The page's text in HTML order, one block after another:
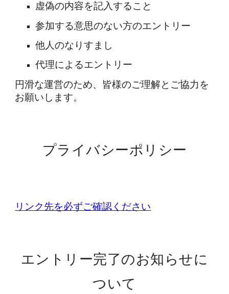
虚偽の内容を記入すること
参加する意思のない方のエントリー
他人のなりすまし
代理によるエントリー
円滑な運営のため、皆様のご理解とご協力を
お願いします。
プライバシーポリシー
リンク先を必ずご確認ください
エントリー完了のお知らせに
ついて